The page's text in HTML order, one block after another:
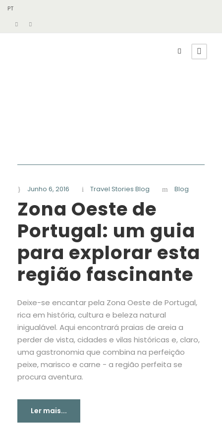
PT
Junho 6, 2016 Travel Stories Blog Blog
Zona Oeste de
Portugal: um guia
para explorar esta
região fascinante
Deixe-se encantar pela Zona Oeste de Portugal,
rica em história, cultura e beleza natural
inigualável. Aqui encontrará praias de areia a
perder de vista, cidades e vilas históricas e, claro,
uma gastronomia que combina na perfeição
peixe, marisco e carne - a região perfeita se
procura aventura.
Ler mais...